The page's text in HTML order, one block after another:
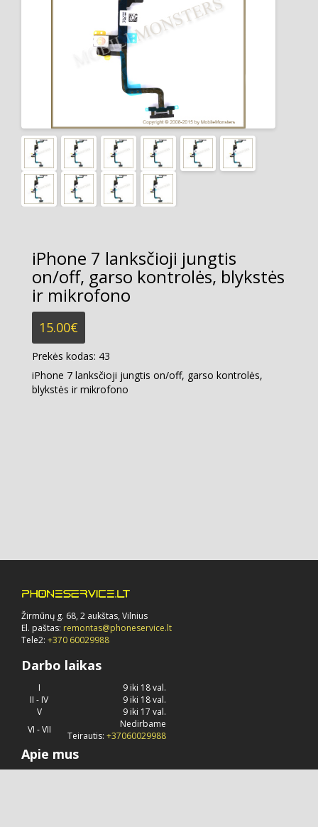
iPhone 7 lanksčioji jungtis
on/off, garso kontrolės, blykstės
ir mikrofono
15.00€
Prekės kodas: 43
iPhone 7 lanksčioji jungtis on/off, garso kontrolės,
blykstės ir mikrofono
Žirmūnų g. 68, 2 aukštas, Vilnius
El. paštas: remontas@phoneservice.lt
Tele2: +370 60029988
Darbo laikas
I
9 iki 18 val.
II - IV
9 iki 18 val.
V
9 iki 17 val.
VI - VII
Nedirbame
Teirautis: +37060029988
Apie mus